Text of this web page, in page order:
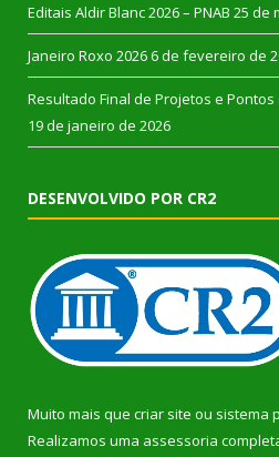
Editais Aldir Blanc 2026 – PNAB 25 de
Janeiro Roxo 2026 6 de fevereiro de
Resultado Final de Projetos e
19 de janeiro de 2026
DESENVOLVIDO POR CR2
Muito mais que criar site ou sistema
Realizamos uma assessoria